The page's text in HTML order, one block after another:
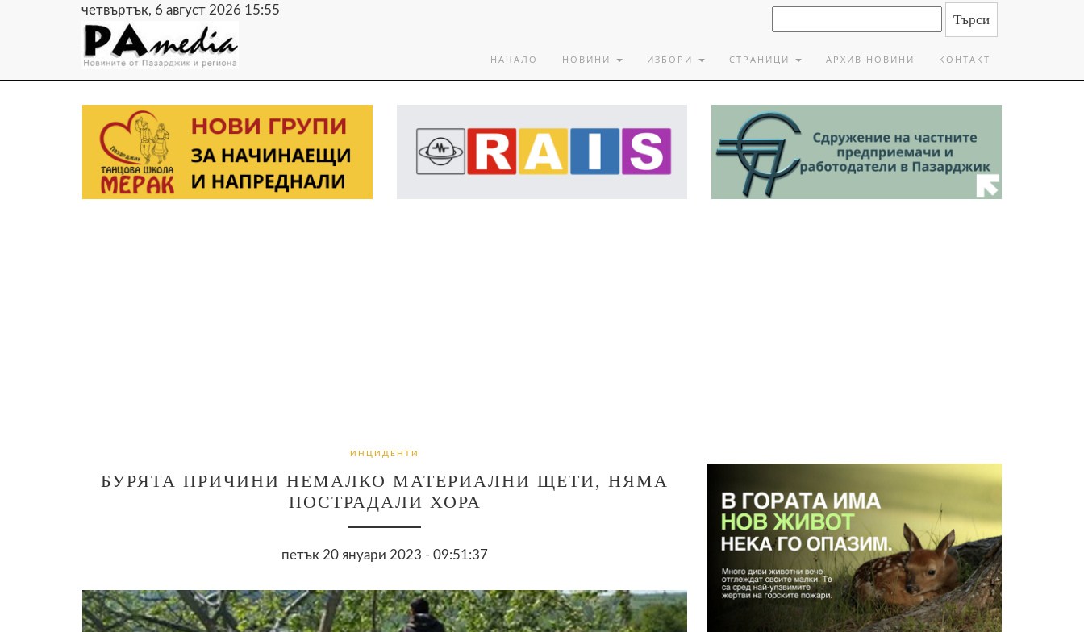
четвъртък, 6 август 2026 15:55
НАЧАЛО НОВИНИ ИЗБОРИ СТРАНИЦИ АРХИВ НОВИНИ КОНТАКТ
ИНЦИДЕНТИ
БУРЯТА ПРИЧИНИ НЕМАЛКО МАТЕРИАЛНИ ЩЕТИ, НЯМА
ПОСТРАДАЛИ ХОРА
петък 20 януари 2023 - 09:51:37